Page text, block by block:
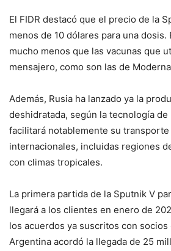
El FIDR destacó que el precio de la
menos de 10 dólares para una
mucho menos que las vacunas que
mensajero, como son las de
Además, Rusia ha lanzado ya la
deshidratada, según la tecnología
facilitará notablemente su transporte
internacionales, incluidas regiones
con climas tropicales.
La primera partida de la Sputnik V
llegará a los clientes en enero de
los acuerdos ya suscritos con socios
Argentina acordó la llegada de 25